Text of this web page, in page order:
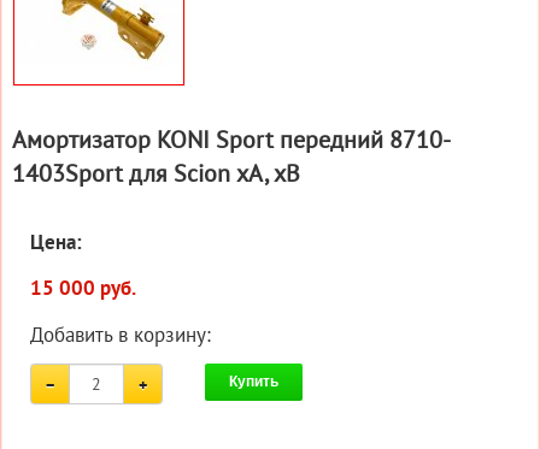
Амортизатор KONI Sport передний 8710-
1403Sport для Scion xA, xB
Цена:
15 000 руб.
Добавить в корзину:
Купить